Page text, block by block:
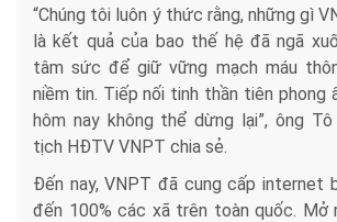
“Chúng tôi luôn ý thức rằng, những gì
là kết quả của bao thế hệ đã ngã
tâm sức để giữ vững mạch máu
niềm tin. Tiếp nối tinh thần tiên phong
hôm nay không thể dừng lại”, ông Tô
tịch HĐTV VNPT chia sẻ.
Đến nay, VNPT đã cung cấp internet
đến 100% các xã trên toàn quốc. Mở